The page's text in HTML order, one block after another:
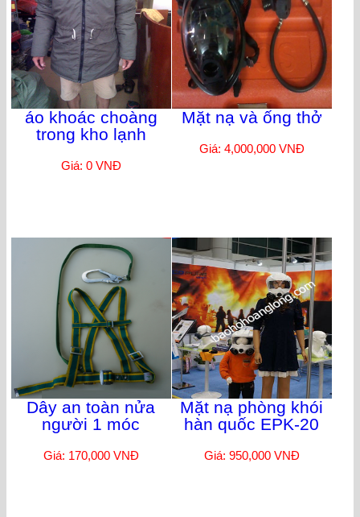
áo khoác choàng
trong kho lạnh
Giá: 0 VNĐ
Mặt nạ và ống thở
Giá: 4,000,000 VNĐ
Dây an toàn nửa
người 1 móc
Giá: 170,000 VNĐ
Mặt nạ phòng khói
hàn quốc EPK-20
Giá: 950,000 VNĐ